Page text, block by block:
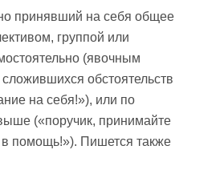
принявший на себя общее
группой или
(явочным
обстоятельств
на себя!»), или по
(«поручик, принимайте
в помощь!»). Пишется также